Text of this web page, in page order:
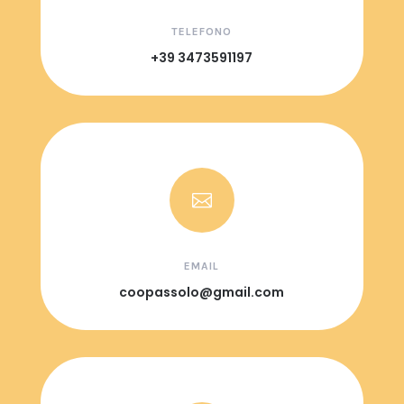
TELEFONO
+39 3473591197

EMAIL
coopassolo@gmail.com